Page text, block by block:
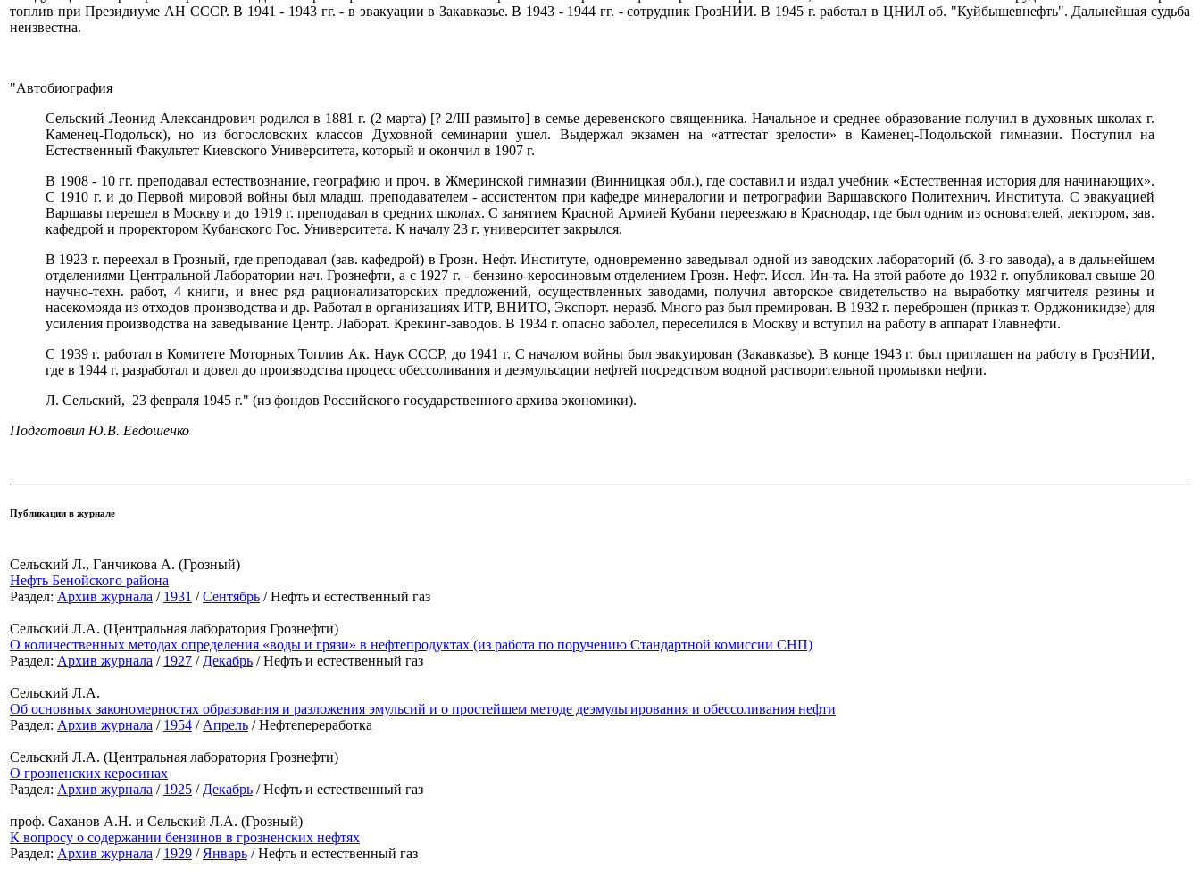
топлив при Президиуме АН СССР. В 1941 - 1943 гг. - в эвакуации в Закавказье. В 1943 - 1944 гг. - сотрудник ГрозНИИ. В 1945 г. работал в ЦНИЛ об. "Куйбышевнефть". Дальнейшая судьба
неизвестна.
"Автобиография
Сельский Леонид Александрович родился в 1881 г. (2 марта) [? 2/III размыто] в семье деревенского священника. Начальное и среднее образование получил в духовных школах г.
Каменец-Подольск), но из богословских классов Духовной семинарии ушел. Выдержал экзамен на «аттестат зрелости» в Каменец-Подольской гимназии. Поступил на
Естественный Факультет Киевского Университета, который и окончил в 1907 г.
В 1908 - 10 гг. преподавал естествознание, географию и проч. в Жмеринской гимназии (Винницкая обл.), где составил и издал учебник «Естественная история для начинающих».
С 1910 г. и до Первой мировой войны был младш. преподавателем - ассистентом при кафедре минералогии и петрографии Варшавского Политехнич. Института. С эвакуацией
Варшавы перешел в Москву и до 1919 г. преподавал в средних школах. С занятием Красной Армией Кубани переезжаю в Краснодар, где был одним из основателей, лектором, зав.
кафедрой и проректором Кубанского Гос. Университета. К началу 23 г. университет закрылся.
В 1923 г. переехал в Грозный, где преподавал (зав. кафедрой) в Грозн. Нефт. Институте, одновременно заведывал одной из заводских лабораторий (б. 3-го завода), а в дальнейшем
отделениями Центральной Лаборатории нач. Грознефти, а с 1927 г. - бензино-керосиновым отделением Грозн. Нефт. Иссл. Ин-та. На этой работе до 1932 г. опубликовал свыше 20
научно-техн. работ, 4 книги, и внес ряд рационализаторских предложений, осуществленных заводами, получил авторское свидетельство на выработку мягчителя резины и
насекомояда из отходов производства и др. Работал в организациях ИТР, ВНИТО, Экспорт. неразб. Много раз был премирован. В 1932 г. переброшен (приказ т. Орджоникидзе) для
усиления производства на заведывание Центр. Лаборат. Крекинг-заводов. В 1934 г. опасно заболел, переселился в Москву и вступил на работу в аппарат Главнефти.
С 1939 г. работал в Комитете Моторных Топлив Ак. Наук СССР, до 1941 г. С началом войны был эвакуирован (Закавказье). В конце 1943 г. был приглашен на работу в ГрозНИИ,
где в 1944 г. разработал и довел до производства процесс обессоливания и деэмульсации нефтей посредством водной растворительной промывки нефти.
Л. Сельский, 23 февраля 1945 г." (из фондов Российского государственного архива экономики).
Подготовил Ю.В. Евдошенко
Публикации в журнале
Сельский Л., Ганчикова А. (Грозный)
Нефть Бенойского района
Раздел: Архив журнала / 1931 /Сентябрь / Нефть и естественный газ
Сельский Л.А. (Центральная лаборатория Грознефти)
О количественных методах определения «воды и грязи» в нефтепродуктах (из работа по поручению Стандартной комиссии СНП)
Раздел: Архив журнала / 1927 / Декабрь / Нефть и естественный газ
Сельский Л.А.
Об основных закономерностях образования и разложения эмульсий и о простейшем методе деэмульгирования и обессоливания нефти
Раздел: Архив журнала / 1954 / Апрель / Нефтепереработка
Сельский Л.А. (Центральная лаборатория Грознефти)
О грозненских керосинах
Раздел: Архив журнала / 1925 / Декабрь / Нефть и естественный газ
проф. Саханов А.Н. и Сельский Л.А. (Грозный)
К вопросу о содержании бензинов в грозненских нефтях
Раздел: Архив журнала / 1929 / Январь / Нефть и естественный газ